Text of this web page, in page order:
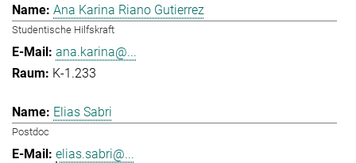
Ana Karina Riano Gutierrez
Studentische Hilfskraft
ana.karina@...
K-1.233
Elias Sabri
Postdoc
elias.sabri@...